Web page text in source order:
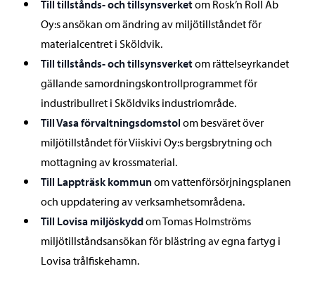
Till tillstånds- och tillsynsverketom Rosk’n Roll Ab
Oy:s ansökan om ändring av miljötillståndet för
materialcentret i Sköldvik.
Till tillstånds- och tillsynsverketom rättelseyrkandet
gällande samordningskontrollprogrammet för
industribullret i Sköldviks industriområde.
Till Vasa förvaltningsdomstol om besväret över
miljötillståndet för Viiskivi Oy:s bergsbrytning och
mottagning av krossmaterial.
Till Lappträsk kommunom vattenförsörjningsplanen
och uppdatering av verksamhetsområdena.
Till Lovisa miljöskyddom Tomas Holmströms
miljötillståndsansökan för blästring av egna fartyg i
Lovisa trålfiskehamn.